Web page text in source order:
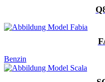
Benzin